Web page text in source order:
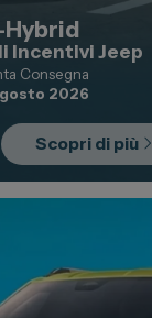
Incentivi Jeep
Consegna
2026
Scopri di più